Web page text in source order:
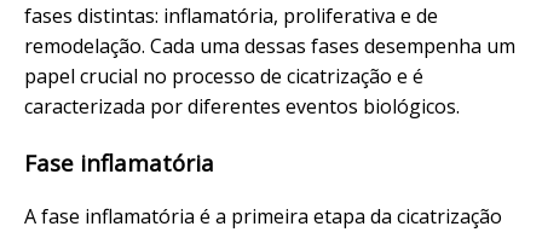
fases distintas: inflamatória, proliferativa e de
remodelação. Cada uma dessas fases desempenha um
papel crucial no processo de cicatrização e é
caracterizada por diferentes eventos biológicos.
Fase inflamatória
A fase inflamatória é a primeira etapa da cicatrização